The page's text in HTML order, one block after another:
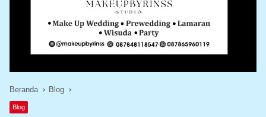
Beranda Blog
Blog